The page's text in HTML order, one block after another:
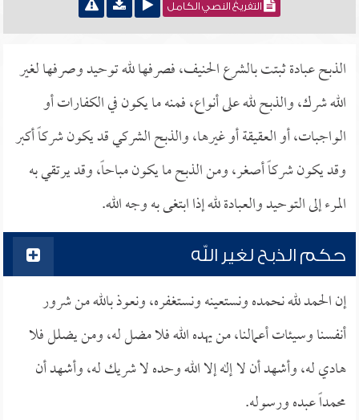
التفريغ النصي الكامل
الذبح عبادة ثبتت بالشرع الحنيف، فصرفها لله توحيد وصرفها لغير
الله شرك، والذبح لله على أنواع، فمنه ما يكون في الكفارات أو
الواجبات، أو العقيقة أو غيرها، والذبح الشركي قد يكون شركاً أكبر
وقد يكون شركاً أصغر، ومن الذبح ما يكون مباحاً، وقد يرتقي به
المرء إلى التوحيد والعبادة لله إذا ابتغى به وجه الله.
حكم الذبح لغير الله
إن الحمد لله نحمده ونستعينه ونستغفره، ونعوذ بالله من شرور
أنفسنا وسيئات أعمالنا، من يهده الله فلا مضل له، ومن يضلل فلا
هادي له، وأشهد أن لا إله إلا الله وحده لا شريك له، وأشهد أن
محمداً عبده ورسوله.